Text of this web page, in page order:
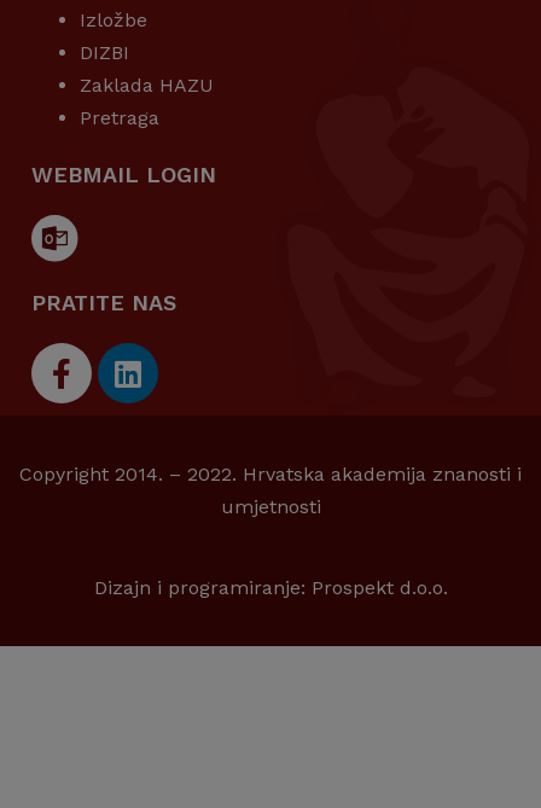
Izložbe
DIZBI
Zaklada HAZU
Pretraga
WEBMAIL LOGIN
PRATITE NAS
Copyright 2014. – 2022. Hrvatska akademija znanosti i
umjetnosti
Dizajn i programiranje: Prospekt d.o.o.